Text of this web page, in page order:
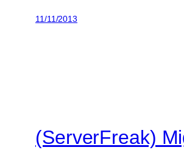
11/11/2013
(ServerFreak)